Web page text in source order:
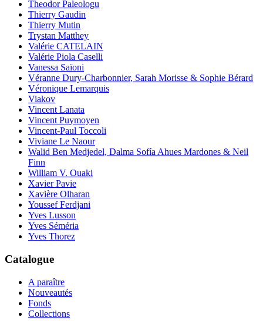
Theodor Paleologu
Thierry Gaudin
Thierry Mutin
Trystan Matthey
Valérie CATELAIN
Valérie Piola Caselli
Vanessa Saïoni
Véranne Dury-Charbonnier, Sarah Morisse & Sophie Bérard
Véronique Lemarquis
Viakov
Vincent Lanata
Vincent Puymoyen
Vincent-Paul Toccoli
Viviane Le Naour
Walid Ben Medjedel, Dalma Sofía Ahues Mardones & Neil
Finn
William V. Ouaki
Xavier Pavie
Xavière Olharan
Youssef Ferdjani
Yves Lusson
Yves Séméria
Yves Thorez
Catalogue
A paraître
Nouveautés
Fonds
Collections